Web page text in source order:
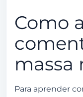
Como
massa
Para aprender